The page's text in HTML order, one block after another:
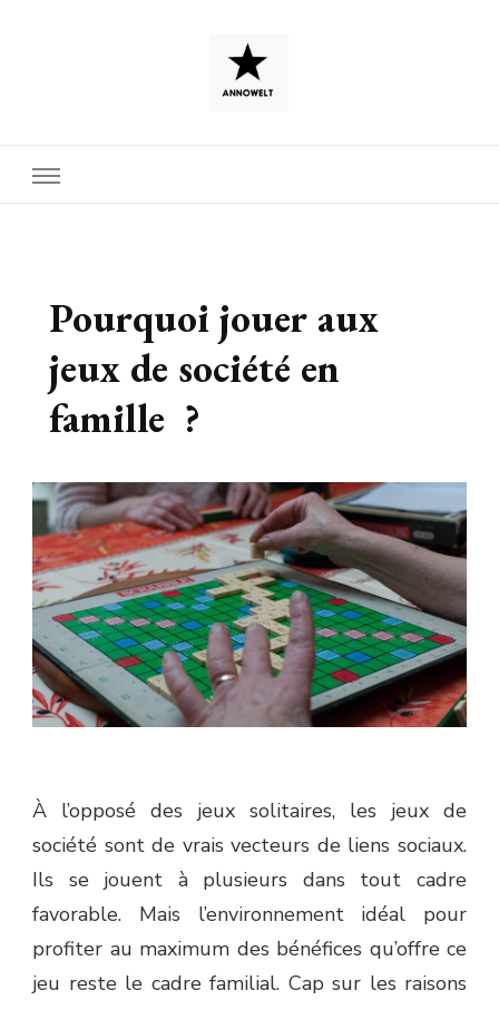
Pourquoi jouer aux
jeux de société en
famille ?
À l’opposé des jeux solitaires, les jeux de
société sont de vrais vecteurs de liens sociaux.
Ils se jouent à plusieurs dans tout cadre
favorable. Mais l’environnement idéal pour
profiter au maximum des bénéfices qu’offre ce
jeu reste le cadre familial. Cap sur les raisons